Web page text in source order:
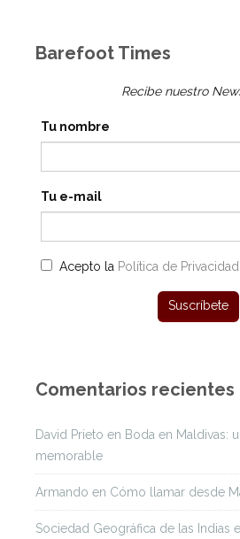
Barefoot Times
Recibe nuestro
Tu nombre
Tu e-mail
Acepto la Política de Privacidad
Comentarios recientes
David Prieto en Boda en Maldivas:
memorable
Armando en Cómo llamar desde
Sociedad Geográfica de las Indias